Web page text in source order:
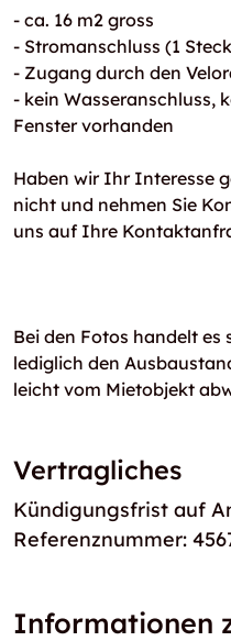
- ca. 16 m2 gross
- Stromanschluss (1
- Zugang durch den
- kein Wasseranschluss,
Fenster vorhanden
Haben wir Ihr Interesse
nicht und nehmen Sie
uns auf Ihre
Bei den Fotos handelt
lediglich den
leicht vom Mietobjekt
Vertragliches
Kündigungsfrist auf
Referenznummer:
Informationen